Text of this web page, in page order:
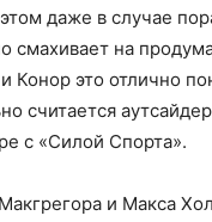
даже в случае
смахивает на
Конор это отлично
считается
с «Силой Спорта».
и Макса